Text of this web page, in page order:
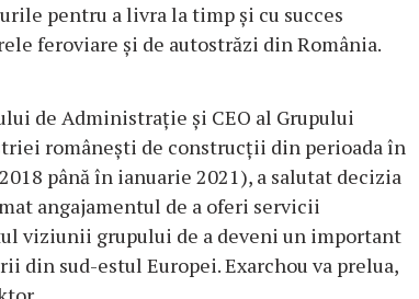
pentru a livra la timp şi cu succes
feroviare şi de autostrăzi din România.
de Administraţie şi CEO al Grupului
româneşti de construcţii din perioada în
până în ianuarie 2021), a salutat decizia
angajamentul de a oferi servicii
viziunii grupului de a deveni un important
sud-estul Europei. Exarchou va prelua,